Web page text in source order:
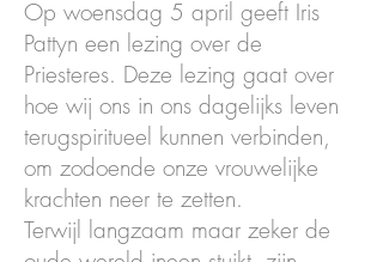
Op woensdag 5 april geeft Iris
Pattyn een lezing over de
Priesteres. Deze lezing gaat over
hoe wij ons in ons dagelijks leven
terugspiritueel kunnen verbinden,
om zodoende onze vrouwelijke
krachten neer te zetten.
Terwijl langzaam maar zeker de